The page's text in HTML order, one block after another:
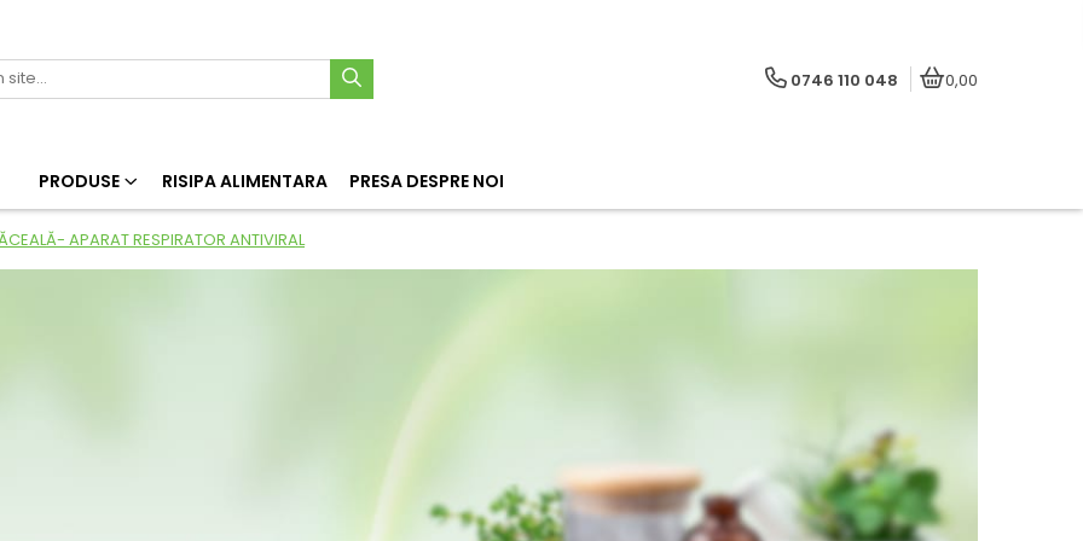
0746 110 048 0,00
PRODUSE RISIPA ALIMENTARA PRESA DESPRE NOI
APARAT RESPIRATOR ANTIVIRAL